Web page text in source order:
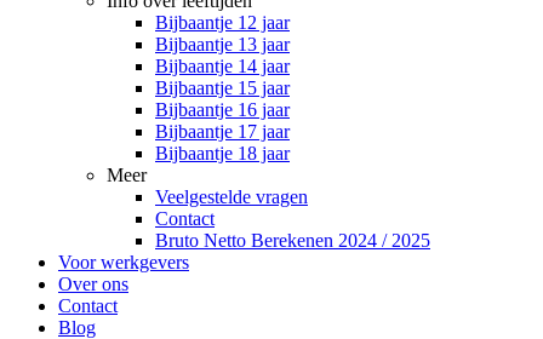
Bijbaantje 12 jaar
Bijbaantje 13 jaar
Bijbaantje 14 jaar
Bijbaantje 15 jaar
Bijbaantje 16 jaar
Bijbaantje 17 jaar
Bijbaantje 18 jaar
Meer
Veelgestelde vragen
Contact
Bruto Netto Berekenen 2024 / 2025
Voor werkgevers
Over ons
Contact
Blog